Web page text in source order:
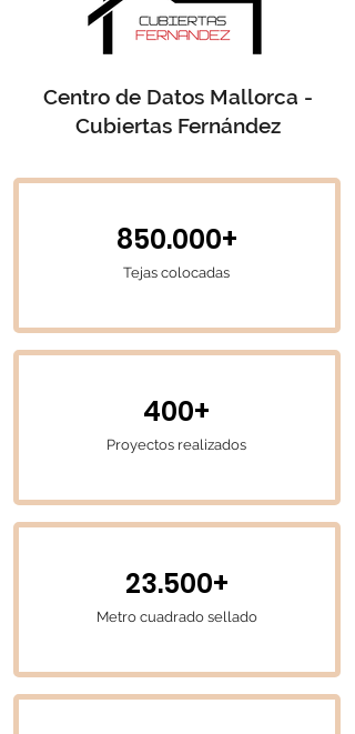
Centro de Datos Mallorca -
Cubiertas Fernández
850.000+
Tejas colocadas
400+
Proyectos realizados
23.500+
Metro cuadrado sellado